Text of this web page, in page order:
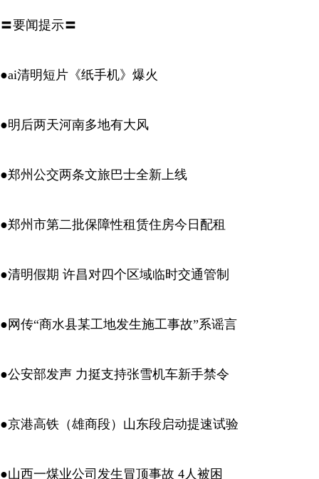
〓要闻提示〓
●ai清明短片《纸手机》爆火
●明后两天河南多地有大风
●郑州公交两条文旅巴士全新上线
●郑州市第二批保障性租赁住房今日配租
●清明假期 许昌对四个区域临时交通管制
●网传“商水县某工地发生施工事故”系谣言
●公安部发声 力挺支持张雪机车新手禁令
●京港高铁（雄商段）山东段启动提速试验
●山西一煤业公司发生冒顶事故 4人被困